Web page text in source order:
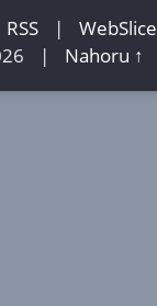
RSS |
WebSlice
| Nahoru ↑